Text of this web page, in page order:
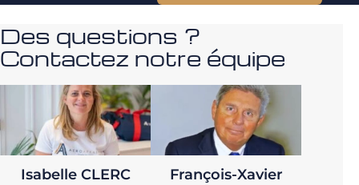
Des questions ?
Contactez notre équipe
Isabelle CLERC
François-Xavier